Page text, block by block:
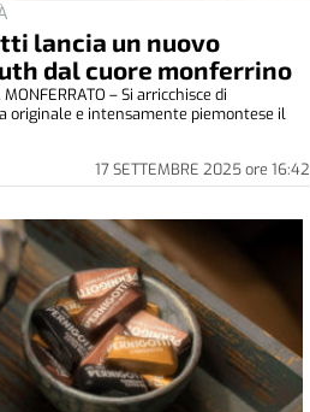
lancia un nuovo
dal cuore monferrino
17 SETTEMBRE 2025ore 16:42
– Si arricchisce di
originale e intensamente piemontese il